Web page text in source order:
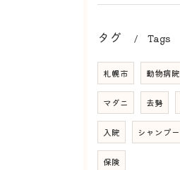
タグ Tags
札幌市 動物病院
マダニ 去勢
入院 シャンプー
保険